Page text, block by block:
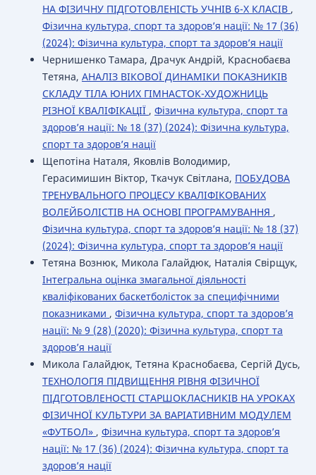
НА ФІЗИЧНУ ПІДГОТОВЛЕНІСТЬ УЧНІВ 6-Х КЛАСІВ ,
Фізична культура, спорт та здоров’я нації: № 17 (36)
(2024): Фізична культура, спорт та здоров’я нації
Чернишенко Тамара, Драчук Андрій, Краснобаєва
Тетяна, АНАЛІЗ ВІКОВОЇ ДИНАМІКИ ПОКАЗНИКІВ
СКЛАДУ ТІЛА ЮНИХ ГІМНАСТОК-ХУДОЖНИЦЬ
РІЗНОЇ КВАЛІФІКАЦІЇ , Фізична культура, спорт та
здоров’я нації: № 18 (37) (2024): Фізична культура,
спорт та здоров’я нації
Щепотіна Наталя, Яковлів Володимир,
Герасимишин Віктор, Ткачук Світлана, ПОБУДОВА
ТРЕНУВАЛЬНОГО ПРОЦЕСУ КВАЛІФІКОВАНИХ
ВОЛЕЙБОЛІСТІВ НА ОСНОВІ ПРОГРАМУВАННЯ ,
Фізична культура, спорт та здоров’я нації: № 18 (37)
(2024): Фізична культура, спорт та здоров’я нації
Тетяна Вознюк, Микола Галайдюк, Наталія Свірщук,
Інтегральна оцінка змагальної діяльності
кваліфікованих баскетболісток за специфічними
показниками , Фізична культура, спорт та здоров’я
нації: № 9 (28) (2020): Фізична культура, спорт та
здоров’я нації
Микола Галайдюк, Тетяна Краснобаєва, Сергій Дусь,
ТЕХНОЛОГІЯ ПІДВИЩЕННЯ РІВНЯ ФІЗИЧНОЇ
ПІДГОТОВЛЕНОСТІ СТАРШОКЛАСНИКІВ НА УРОКАХ
ФІЗИЧНОЇ КУЛЬТУРИ ЗА ВАРІАТИВНИМ МОДУЛЕМ
«ФУТБОЛ» , Фізична культура, спорт та здоров’я
нації: № 17 (36) (2024): Фізична культура, спорт та
здоров’я нації